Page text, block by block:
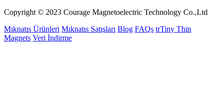
Copyright © 2023 Courage Magnetoelectric Technology Co.,Ltd
Mıknatıs Ürünleri Mıknatıs Satışları Blog FAQs trTiny Thin
Magnets Veri İndirme